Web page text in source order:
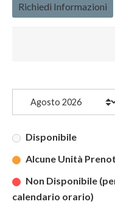
Richiedi Informazioni
Disponibile
Alcune Unità
Non Disponibile
calendario orario)